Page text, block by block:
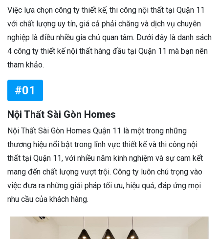
Việc lựa chọn công ty thiết kế, thi công nội thất tại Quận 11
với chất lượng uy tín, giá cả phải chăng và dịch vụ chuyên
nghiệp là điều nhiều gia chủ quan tâm. Dưới đây là danh sách
4 công ty thiết kế nội thất hàng đầu tại Quận 11 mà bạn nên
tham khảo.
#01
Nội Thất Sài Gòn Homes
Nội Thất Sài Gòn Homes Quận 11 là một trong những
thương hiệu nổi bật trong lĩnh vực thiết kế và thi công nội
thất tại Quận 11, với nhiều năm kinh nghiệm và sự cam kết
mang đến chất lượng vượt trội. Công ty luôn chú trọng vào
việc đưa ra những giải pháp tối ưu, hiệu quả, đáp ứng mọi
nhu cầu của khách hàng.